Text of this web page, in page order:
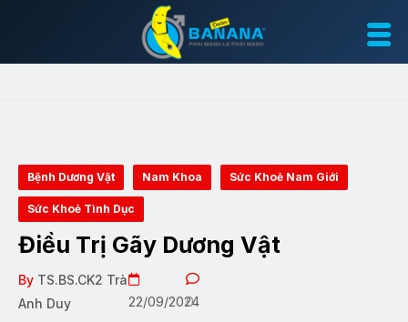
Bệnh Dương Vật Nam Khoa Sức Khoẻ Nam Giới
Sức Khoẻ Tình Dục
Điều Trị Gãy Dương Vật
By TS.BS.CK2 Trà
Anh Duy
22/09/2024
0